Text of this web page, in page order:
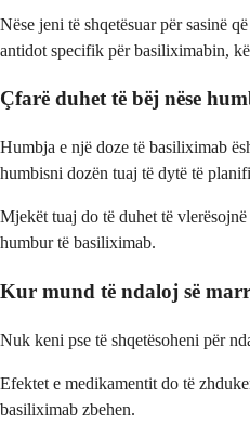
Nëse jeni të shqetësuar për sasinë
antidot specifik për basiliximabin,
Çfarë duhet të bëj nëse
Humbja e një doze të basiliximab
humbisni dozën tuaj të dytë të
Mjekët tuaj do të duhet të
humbur të basiliximab.
Kur mund të ndaloj së
Nuk keni pse të shqetësoheni për
Efektet e medikamentit do të
basiliximab zbehen.